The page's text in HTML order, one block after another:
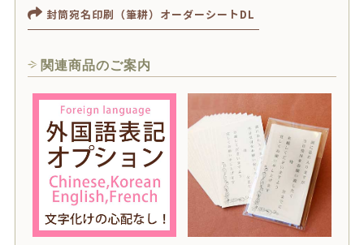
封筒宛名印刷（筆耕）オーダーシートDL
関連商品のご案内